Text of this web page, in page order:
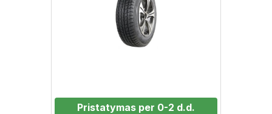
Pristatymas per 0-2 d.d.